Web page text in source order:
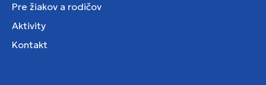
Pre žiakov a rodičov
Aktivity
Kontakt